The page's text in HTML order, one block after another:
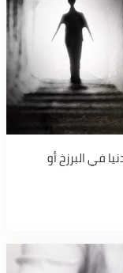
في البرزخ أو